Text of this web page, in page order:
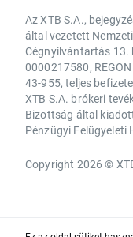
Az XTB S.A.,
által vezetett
Cégnyilvántartás 13.
0000217580,
43-955, teljes
XTB S.A. brókeri
Bizottság által
Pénzügyi
Copyright 2026 ©